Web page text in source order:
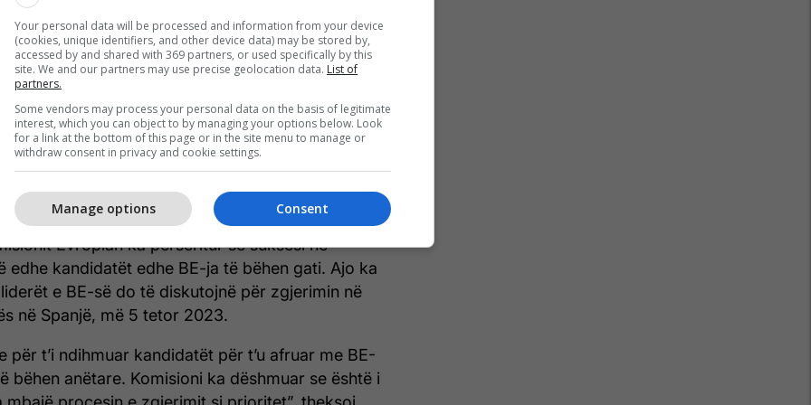
Propozohet që BE-ja dhe shtetet
kandidate të jenë gati për zgjerim
duhet të mbetet proces i bazuar në merita
të lëvizin në përputhje me suksesin e tyre
kritereve.
Evropian ka përsëritur se suksesi në
edhe kandidatët edhe BE-ja të bëhen gati. Ajo ka
e BE-së do të diskutojnë për zgjerimin në
në Spanjë, më 5 tetor 2023.
për t’i ndihmuar kandidatët për t’u afruar me BE-
bëhen anëtare. Komisioni ka dëshmuar se është i
Your personal data will be processed and information from your device
(cookies, unique identifiers, and other device data) may be stored by,
accessed by and shared with 369 partners, or used specifically by this
site. We and our partners may use precise geolocation data. List of
partners.
Some vendors may process your personal data on the basis of legitimate
interest, which you can object to by managing your options below. Look
for a link at the bottom of this page or in the site menu to manage or
withdraw consent in privacy and cookie settings.
Consent
Manage options